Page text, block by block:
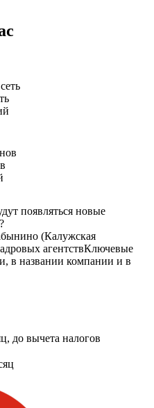
появляться новые
(Калужская
агентствКлючевые
в названии компании и в
до вычета налогов